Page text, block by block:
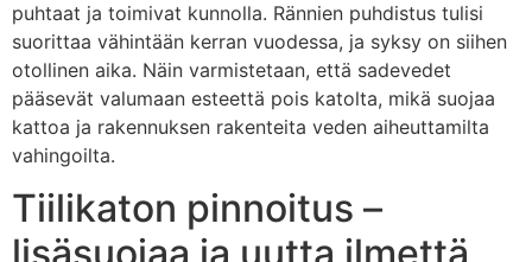
puhtaat ja toimivat kunnolla. Rännien puhdistus tulisi
suorittaa vähintään kerran vuodessa, ja syksy on siihen
otollinen aika. Näin varmistetaan, että sadevedet
pääsevät valumaan esteettä pois katolta, mikä suojaa
kattoa ja rakennuksen rakenteita veden aiheuttamilta
vahingoilta.
Tiilikaton pinnoitus –